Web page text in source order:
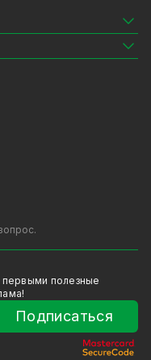
на
магазине
возможность
домов в
от
в выборе
помогут
для дома,
и настройки
заказа:
наложенный
первыми полезные
Подписаться